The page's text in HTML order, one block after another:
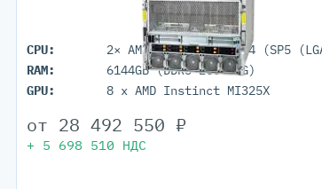
CPU:
RAM:
6144GB (DDR5 ECC REG)
GPU:
8 x AMD Instinct MI325X
от 28 492 550 ₽
+ 5 698 510 НДС